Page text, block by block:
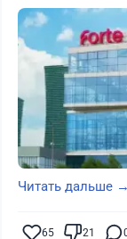
Читать дальше →
65 21